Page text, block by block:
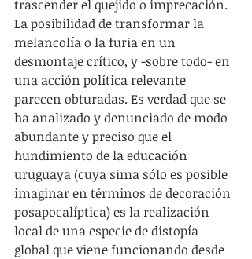
trascender el quejido o imprecación.
La posibilidad de transformar la
melancolía o la furia en un
desmontaje crítico, y -sobre todo- en
una acción política relevante
parecen obturadas. Es verdad que se
ha analizado y denunciado de modo
abundante y preciso que el
hundimiento de la educación
uruguaya (cuya sima sólo es posible
imaginar en términos de decoración
posapocalíptica) es la realización
local de una especie de distopía
global que viene funcionando desde